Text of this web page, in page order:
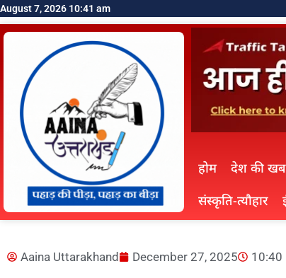
August 7, 2026 10:41 am
होम देश की
संस्कृति-त्यौहार
Aaina Uttarakhand December 27, 2025 10:40